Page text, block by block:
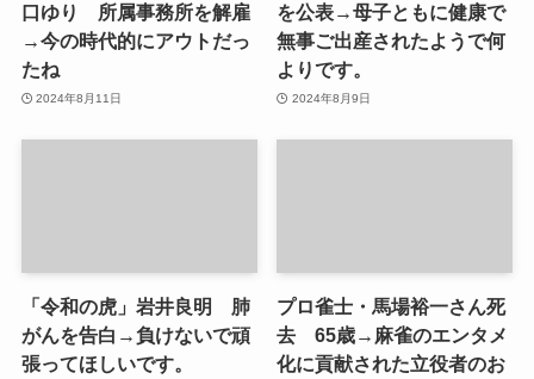
口ゆり 所属事務所を解雇
→今の時代的にアウトだっ
たね
2024年8月11日
を公表→母子ともに健康で
無事ご出産されたようで何
よりです。
2024年8月9日
「令和の虎」岩井良明 肺
がんを告白→負けないで頑
張ってほしいです。
プロ雀士・馬場裕一さん死
去 65歳→麻雀のエンタメ
化に貢献された立役者のお